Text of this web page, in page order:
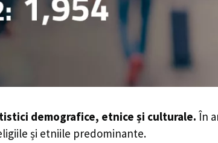
demografice, etnice și culturale. În
și etniile predominante.